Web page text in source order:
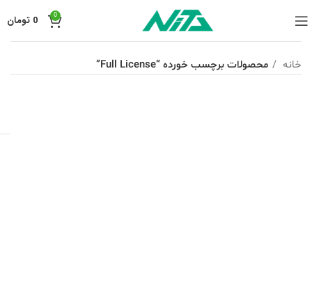
0
0 تومان
خانه محصولات برچسب خورده “Full License”